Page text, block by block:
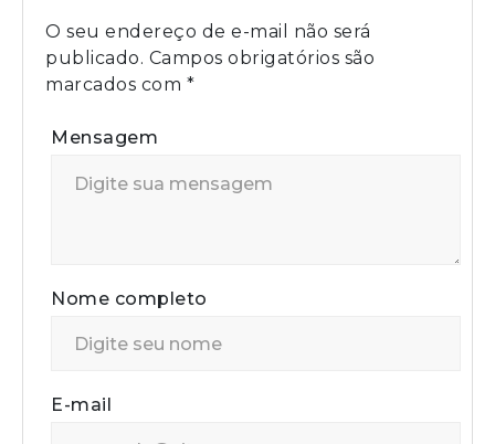
O seu endereço de e-mail não será
publicado. Campos obrigatórios são
marcados com *
Mensagem
Nome completo
E-mail